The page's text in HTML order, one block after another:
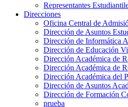
Representantes
Direcciones
Oficina Central de
Dirección de Asuntos
Dirección de Informática
Dirección de Educación
Dirección Académica de
Dirección Académica de
Dirección Académica del
Dirección de Asuntos
Dirección de Formación
prueba